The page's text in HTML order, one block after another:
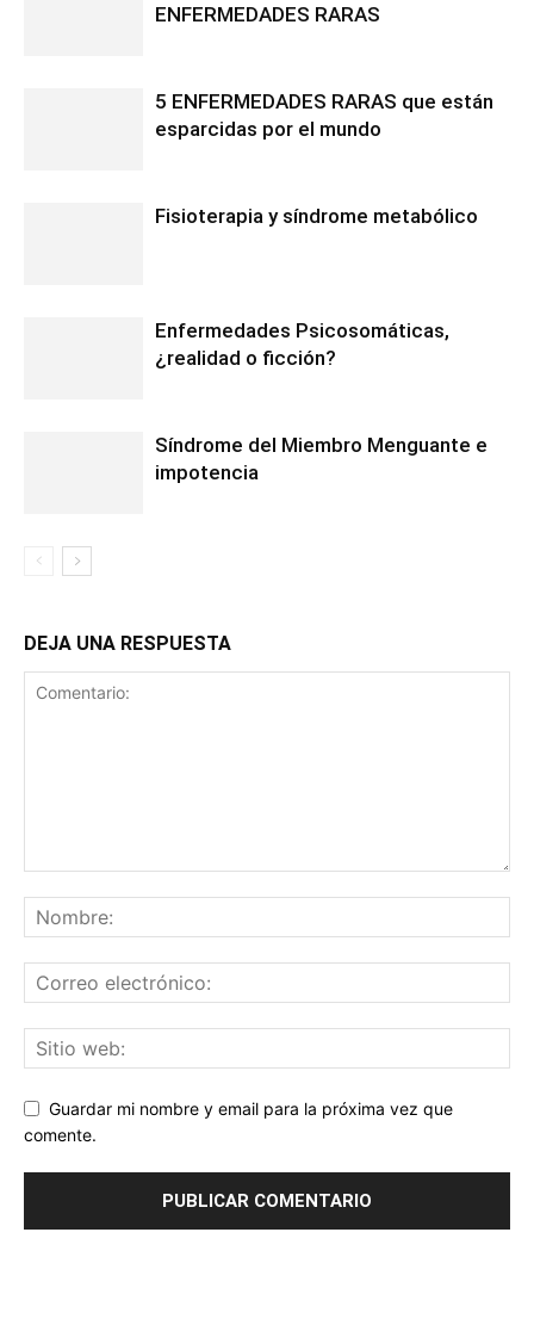
ENFERMEDADES RARAS
5 ENFERMEDADES RARAS que están
esparcidas por el mundo
Fisioterapia y síndrome metabólico
Enfermedades Psicosomáticas,
¿realidad o ficción?
Síndrome del Miembro Menguante e
impotencia
DEJA UNA RESPUESTA
Guardar mi nombre y email para la próxima vez que
comente.